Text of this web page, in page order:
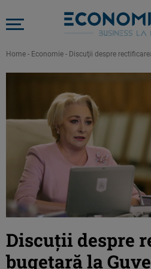
Home - Economie - Discuţii despre
Discuţii despre
bugetară la